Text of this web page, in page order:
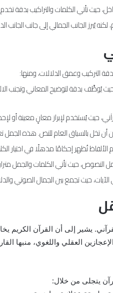
حيث تأتي الكلمات والتراكيب بدقة
يُبرز الجانب الجمالي إلى جانب الجانب
التركيب وعمق الدلالات، ومنها:
حيث يُوظَّف بدقة لتوضيح المعاني
القرآني، حيث يُستخدم لإبراز معانٍ معينة
أن تخل بالسياق العام للنص. هذه
تُظهر إحكامًا مذهلًا في اختيار
النصوص، حيث تأتي الكلمات والجمل
الآيات، حيث تجمع بين الجمال الصوتي
يشير إلى أن القرآن الكريم
العقلي واللغوي،
يتجلى من خلال: